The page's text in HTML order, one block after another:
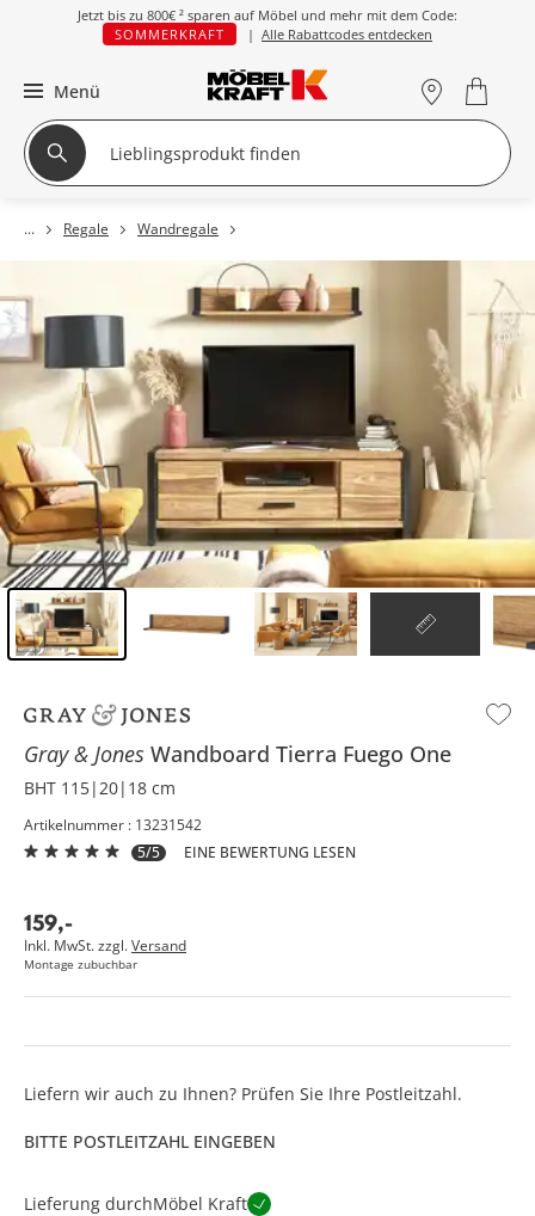
Jetzt bis zu 800€ ² sparen auf Möbel und mehr mit dem Code:
SOMMERKRAFT
| Alle Rabattcodes entdecken
Menü
Regale Wandregale
Gray & Jones Wandboard Tierra Fuego One
BHT 115|20|18 cm
Artikelnummer : 13231542
5/5
EINE BEWERTUNG LESEN
159,-
Inkl. MwSt. zzgl.Versand
Montage zubuchbar
Liefern wir auch zu Ihnen? Prüfen Sie Ihre Postleitzahl.
BITTE POSTLEITZAHL EINGEBEN
Lieferung durchMöbel Kraft